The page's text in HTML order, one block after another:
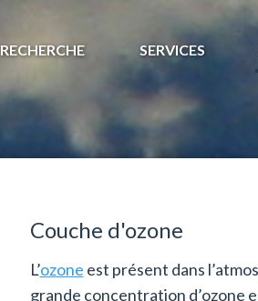
RECHERCHE SERVICES
Couche d'ozone
L’ozone est présent dans
grande concentration d’ozone